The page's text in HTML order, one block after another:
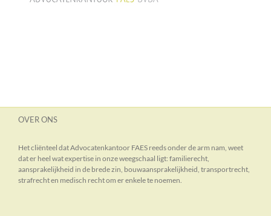
OVER ONS
Het cliënteel dat Advocatenkantoor FAES reeds onder de arm nam, weet
dat er heel wat expertise in onze weegschaal ligt: familierecht,
aansprakelijkheid in de brede zin, bouwaansprakelijkheid, transportrecht,
strafrecht en medisch recht om er enkele te noemen.